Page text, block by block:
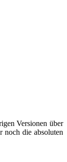
Versionen über
noch die absoluten